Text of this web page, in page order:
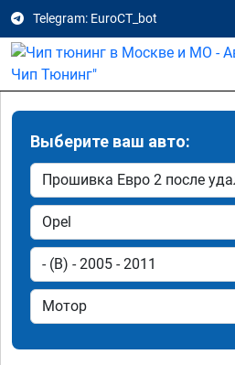
Telegram: EuroCT_bot
Выберите ваш авто: